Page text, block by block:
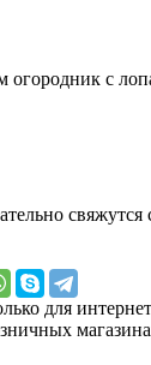
огородник с
свяжутся
для